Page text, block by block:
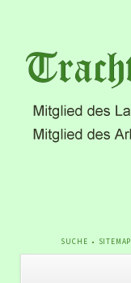
NAVIGATION
SUCHE SITEMAP